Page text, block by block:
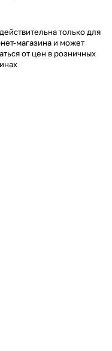
только для
магазина и может
от цен в розничных